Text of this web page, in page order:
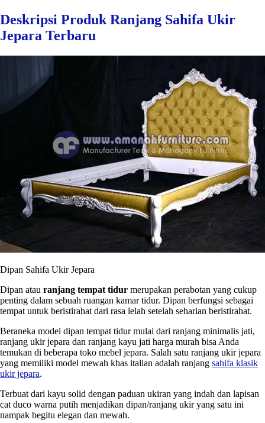
Deskripsi Produk Ranjang Sahifa Ukir
Jepara Terbaru
Dipan Sahifa Ukir Jepara
Dipan atau ranjang tempat tidur merupakan perabotan yang cukup
penting dalam sebuah ruangan kamar tidur. Dipan berfungsi sebagai
tempat untuk beristirahat dari rasa lelah setelah seharian beristirahat.
Beraneka model dipan tempat tidur mulai dari ranjang minimalis jati,
ranjang ukir jepara dan ranjang kayu jati harga murah bisa Anda
temukan di beberapa toko mebel jepara. Salah satu ranjang ukir jepara
yang memiliki model mewah khas italian adalah ranjang sahifa klasik
ukir jepara.
Terbuat dari kayu solid dengan paduan ukiran yang indah dan lapisan
cat duco warna putih menjadikan dipan/ranjang ukir yang satu ini
nampak begitu elegan dan mewah.